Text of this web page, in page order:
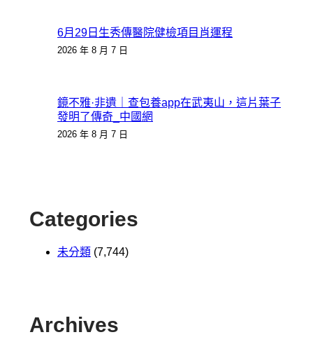
6月29日生秀傳醫院健檢項目肖運程
2026 年 8 月 7 日
鏡不雅·非遺｜查包養app在武夷山，這片葉子
發明了傳奇_中國網
2026 年 8 月 7 日
Categories
未分類 (7,744)
Archives